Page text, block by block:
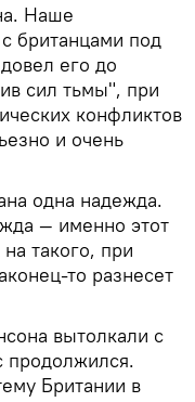
Наше
британцами под
его до
сил тьмы", при
конфликтов
и очень
одна надежда.
— именно этот
такого, при
то разнесет
вытолкали с
продолжился.
Британии в